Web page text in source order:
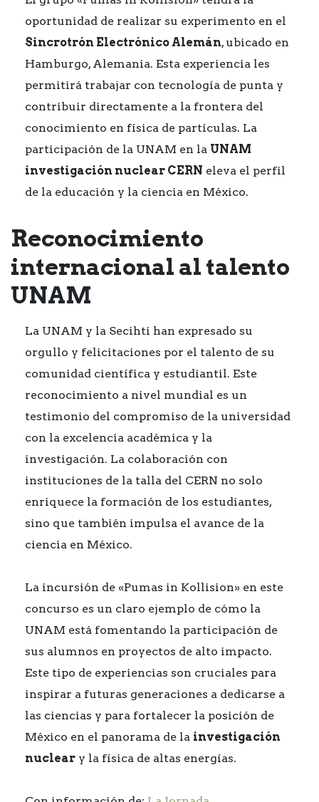
oportunidad de realizar su experimento en el
Sincrotrón Electrónico Alemán, ubicado en
Hamburgo, Alemania. Esta experiencia les
permitirá trabajar con tecnología de punta y
contribuir directamente a la frontera del
conocimiento en física de partículas. La
participación de la UNAM en la UNAM
investigación nuclear CERN eleva el perfil
de la educación y la ciencia en México.
Reconocimiento
internacional al talento
UNAM
La UNAM y la Secihti han expresado su
orgullo y felicitaciones por el talento de su
comunidad científica y estudiantil. Este
reconocimiento a nivel mundial es un
testimonio del compromiso de la universidad
con la excelencia académica y la
investigación. La colaboración con
instituciones de la talla del CERN no solo
enriquece la formación de los estudiantes,
sino que también impulsa el avance de la
ciencia en México.
La incursión de «Pumas in Kollision» en este
concurso es un claro ejemplo de cómo la
UNAM está fomentando la participación de
sus alumnos en proyectos de alto impacto.
Este tipo de experiencias son cruciales para
inspirar a futuras generaciones a dedicarse a
las ciencias y para fortalecer la posición de
México en el panorama de la investigación
nuclear y la física de altas energías.